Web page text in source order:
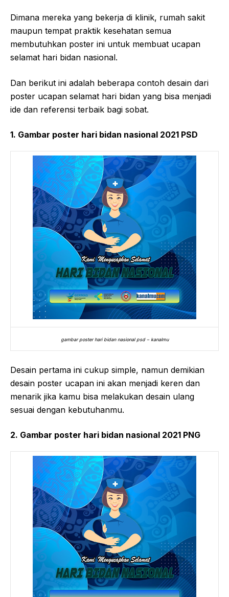
Dimana mereka yang bekerja di klinik, rumah sakit
maupun tempat praktik kesehatan semua
membutuhkan poster ini untuk membuat ucapan
selamat hari bidan nasional.
Dan berikut ini adalah beberapa contoh desain dari
poster ucapan selamat hari bidan yang bisa menjadi
ide dan referensi terbaik bagi sobat.
1. Gambar poster hari bidan nasional 2021 PSD
gambar poster hari bidan nasional psd – kanalmu
Desain pertama ini cukup simple, namun demikian
desain poster ucapan ini akan menjadi keren dan
menarik jika kamu bisa melakukan desain ulang
sesuai dengan kebutuhanmu.
2. Gambar poster hari bidan nasional 2021 PNG